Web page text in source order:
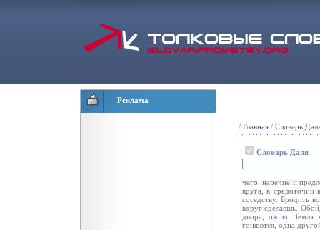
Реклама
/ Главная / Словарь
Словарь Даля
чего, наречие и
круга, в средоточии
соседству. Бродить
вдруг сделаешь.
двора, около. Земля
гоняются, одна